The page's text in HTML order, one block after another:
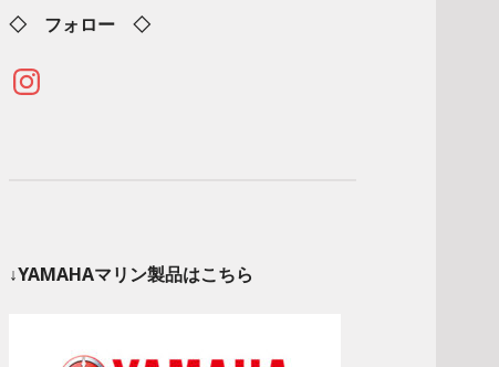
◇ フォロー ◇
Instagram
↓YAMAHAマリン製品はこちら